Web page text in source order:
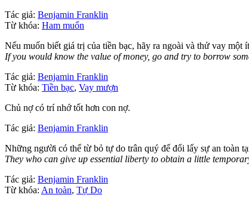
Tác giả: Benjamin Franklin
Từ khóa: Ham muốn
Nếu muốn biết giá trị của tiền bạc, hãy ra ngoài và thử vay một
If you would know the value of money, go and try to borrow
Tác giả: Benjamin Franklin
Từ khóa: Tiền bạc, Vay mượn
Chủ nợ có trí nhớ tốt hơn con nợ.
Tác giả: Benjamin Franklin
Những người có thể từ bỏ tự do trân quý để đổi lấy sự an toàn
They who can give up essential liberty to obtain a little
Tác giả: Benjamin Franklin
Từ khóa: An toàn, Tự Do